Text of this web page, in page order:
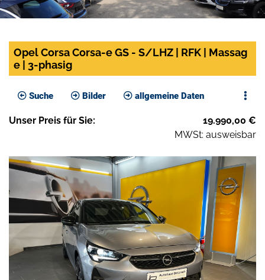
Opel Corsa Corsa-e GS - S/LHZ | RFK | Massag
e | 3-phasig
Suche Bilder allgemeine Daten
Unser Preis für Sie: 19.990,00 €
MWSt: ausweisbar